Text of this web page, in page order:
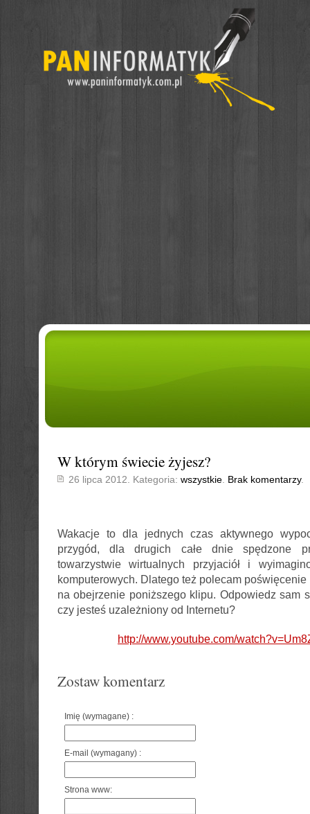
W którym świecie żyjesz?
26 lipca 2012. Kategoria: wszystkie. Brak komentarzy.
Wakacje to dla jednych czas aktywnego
przygód, dla drugich całe dnie spędzone
towarzystwie wirtualnych przyjaciół i
komputerowych. Dlatego też polecam
na obejrzenie poniższego klipu. Odpowiedz sam
czy jesteś uzależniony od Internetu?
http://www.youtube.com/
Zostaw komentarz
Imię (wymagane) :
E-mail (wymagany) :
Strona www: